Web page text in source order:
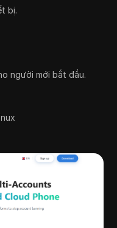
bị.
người mới bắt đầu.